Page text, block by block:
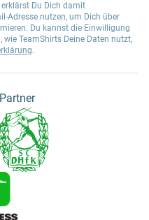
Du Dich damit
Adresse nutzen, um Dich über
Du kannst die Einwilligung
TeamShirts Deine Daten nutzt,
.